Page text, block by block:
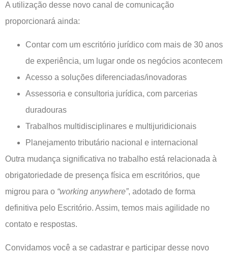
A utilização desse novo canal de comunicação
proporcionará ainda:
Contar com um escritório jurídico com mais de 30 anos
de experiência, um lugar onde os negócios acontecem
Acesso a soluções diferenciadas/inovadoras
Assessoria e consultoria jurídica, com parcerias
duradouras
Trabalhos multidisciplinares e multijuridicionais
Planejamento tributário nacional e internacional
Outra mudança significativa no trabalho está relacionada à
obrigatoriedade de presença física em escritórios, que
migrou para o “working anywhere”, adotado de forma
definitiva pelo Escritório. Assim, temos mais agilidade no
contato e respostas.
Convidamos você a se cadastrar e participar desse novo